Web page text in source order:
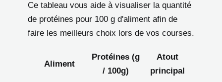
Ce tableau vous aide à visualiser la quantité
de protéines pour 100 g d'aliment afin de
faire les meilleurs choix lors de vos courses.
Aliment
Protéines (g
/ 100g)
Atout
principal